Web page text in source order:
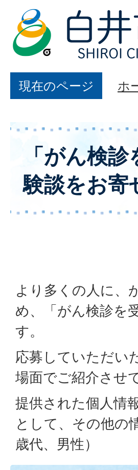
現在のページ ホ
「がん検
験談をお寄
より多くの人に、
め、「がん検診を
す。
応募していただい
場面でご紹介させ
提供された個人情
として、その他の
歳代、男性）